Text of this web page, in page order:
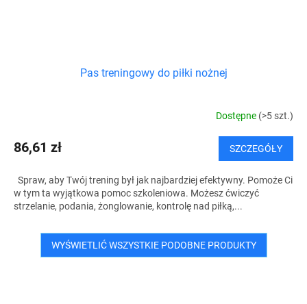
Pas treningowy do piłki nożnej
Dostępne (>5 szt.)
86,61 zł SZCZEGÓŁY
Spraw, aby Twój trening był jak najbardziej efektywny. Pomoże Ci
w tym ta wyjątkowa pomoc szkoleniowa. Możesz ćwiczyć
strzelanie, podania, żonglowanie, kontrolę nad piłką,...
WYŚWIETLIĆ WSZYSTKIE PODOBNE PRODUKTY